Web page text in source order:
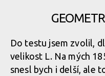
Do testu jsem zvolil,
velikost L. Na mých
snesl bych i delší, ale